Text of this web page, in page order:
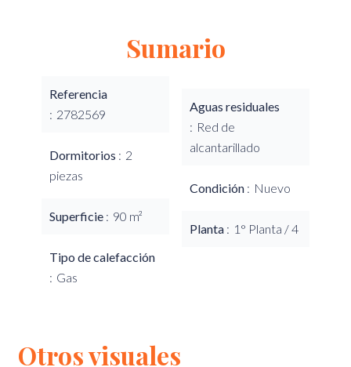
Sumario
Referencia
2782569
Dormitorios
2
piezas
Superficie 90 m²
Tipo de calefacción
Gas
Aguas residuales
Red de
alcantarillado
Condición Nuevo
Planta 1° Planta / 4
Otros visuales